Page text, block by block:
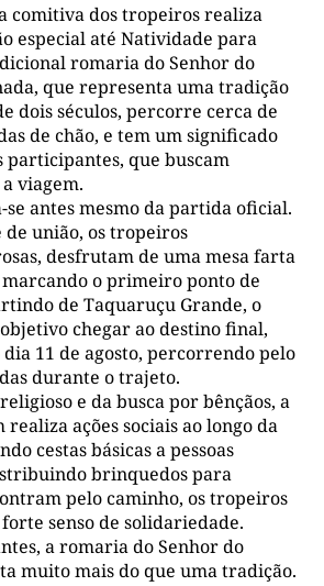
comitiva dos tropeiros realiza
especial até Natividade para
romaria do Senhor do
que representa uma tradição
dois séculos, percorre cerca de
de chão, e tem um significado
que buscam
viagem.
antes mesmo da partida oficial.
união, os tropeiros
desfrutam de uma mesa farta
marcando o primeiro ponto de
de Taquaruçu Grande, o
chegar ao destino final,
11 de agosto, percorrendo pelo
durante o trajeto.
e da busca por bênçãos, a
ações sociais ao longo da
cestas básicas a pessoas
brinquedos para
pelo caminho, os tropeiros
senso de solidariedade.
a romaria do Senhor do
muito mais do que uma tradição.